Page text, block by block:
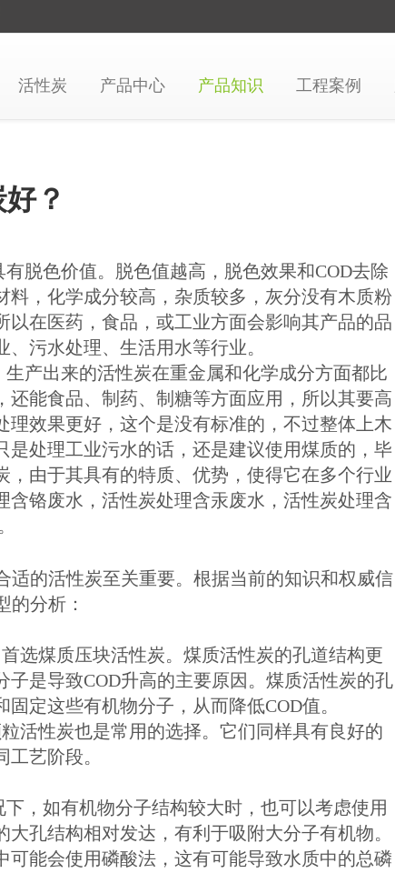
活性炭 产品中心 产品知识 工程案例
？
色价值。脱色值越高，脱色效果和COD去除
，化学成分较高，杂质较多，灰分没有木质粉
在医药，食品，或工业方面会影响其产品的品
污水处理、生活用水等行业。
产出来的活性炭在重金属和化学成分方面都比
能食品、制药、制糖等方面应用，所以其要高
效果更好，这个是没有标准的，不过整体上木
处理工业污水的话，还是建议使用煤质的，毕
由于其具有的特质、优势，使得它在多个行业
铬废水，活性炭处理含汞废水，活性炭处理含
适的活性炭至关重要。根据当前的知识和权威信
的分析：
煤质压块活性炭。煤质活性炭的孔道结构更
是导致COD升高的主要原因。煤质活性炭的孔
定这些有机物分子，从而降低COD值。
性炭也是常用的选择。它们同样具有良好的
艺阶段。
如有机物分子结构较大时，也可以考虑使用
孔结构相对发达，有利于吸附大分子有机物。
能会使用磷酸法，这有可能导致水质中的总磷